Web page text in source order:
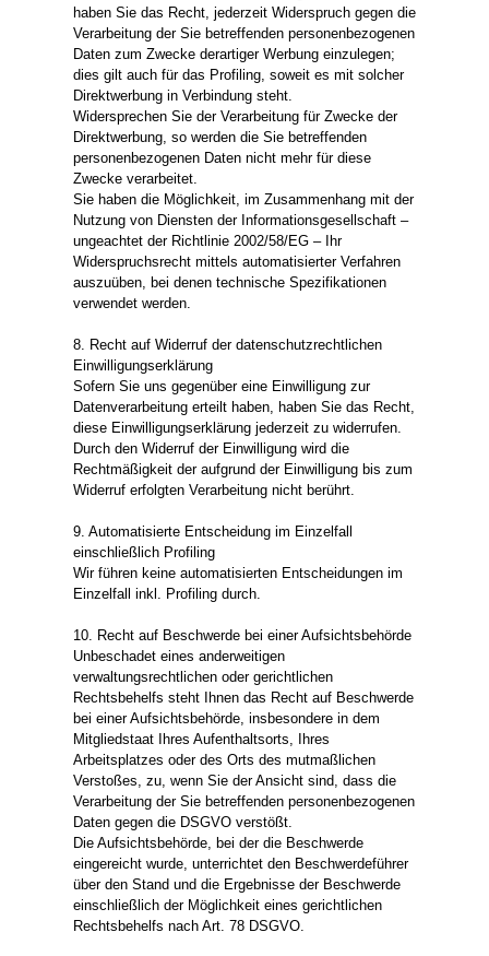
haben Sie das Recht, jederzeit Widerspruch gegen die
Verarbeitung der Sie betreffenden personenbezogenen
Daten zum Zwecke derartiger Werbung einzulegen;
dies gilt auch für das Profiling, soweit es mit solcher
Direktwerbung in Verbindung steht.
Widersprechen Sie der Verarbeitung für Zwecke der
Direktwerbung, so werden die Sie betreffenden
personenbezogenen Daten nicht mehr für diese
Zwecke verarbeitet.
Sie haben die Möglichkeit, im Zusammenhang mit der
Nutzung von Diensten der Informationsgesellschaft –
ungeachtet der Richtlinie 2002/58/EG – Ihr
Widerspruchsrecht mittels automatisierter Verfahren
auszuüben, bei denen technische Spezifikationen
verwendet werden.
8. Recht auf Widerruf der datenschutzrechtlichen
Einwilligungserklärung
Sofern Sie uns gegenüber eine Einwilligung zur
Datenverarbeitung erteilt haben, haben Sie das Recht,
diese Einwilligungserklärung jederzeit zu widerrufen.
Durch den Widerruf der Einwilligung wird die
Rechtmäßigkeit der aufgrund der Einwilligung bis zum
Widerruf erfolgten Verarbeitung nicht berührt.
9. Automatisierte Entscheidung im Einzelfall
einschließlich Profiling
Wir führen keine automatisierten Entscheidungen im
Einzelfall inkl. Profiling durch.
10. Recht auf Beschwerde bei einer Aufsichtsbehörde
Unbeschadet eines anderweitigen
verwaltungsrechtlichen oder gerichtlichen
Rechtsbehelfs steht Ihnen das Recht auf Beschwerde
bei einer Aufsichtsbehörde, insbesondere in dem
Mitgliedstaat Ihres Aufenthaltsorts, Ihres
Arbeitsplatzes oder des Orts des mutmaßlichen
Verstoßes, zu, wenn Sie der Ansicht sind, dass die
Verarbeitung der Sie betreffenden personenbezogenen
Daten gegen die DSGVO verstößt.
Die Aufsichtsbehörde, bei der die Beschwerde
eingereicht wurde, unterrichtet den Beschwerdeführer
über den Stand und die Ergebnisse der Beschwerde
einschließlich der Möglichkeit eines gerichtlichen
Rechtsbehelfs nach Art. 78 DSGVO.